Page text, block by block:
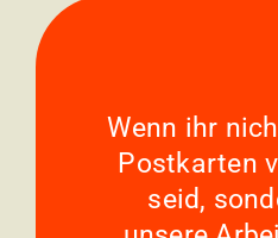
Wenn ihr
Postkarten
seid,